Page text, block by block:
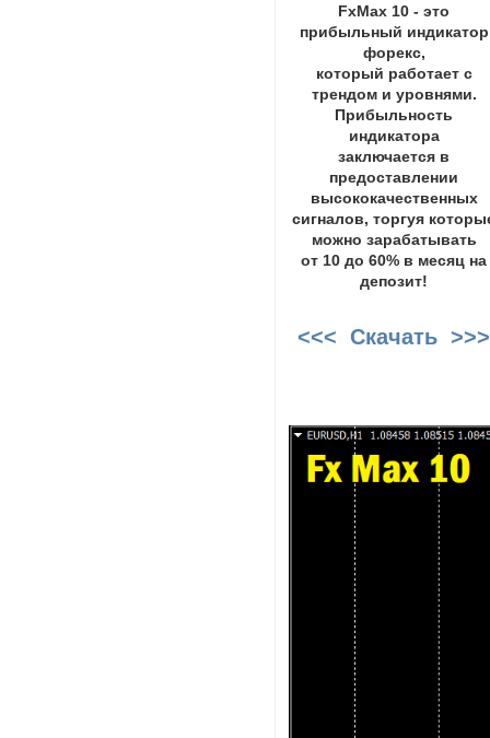
FxMax 10 - это
прибыльный индикатор
форекс,
который работает с
трендом и уровнями.
Прибыльность
индикатора
заключается в
предоставлении
высококачественных
сигналов, торгуя
можно зарабатывать
от 10 до 60% в месяц на
депозит!
<<< Скачать >>>